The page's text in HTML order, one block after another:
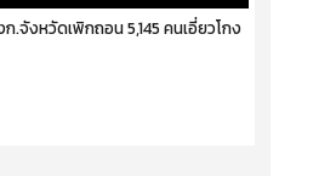
.จังหวัดเพิกถอน 5,145 คนเอี่ยวโกง